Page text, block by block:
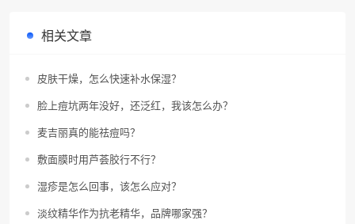
相关文章
皮肤干燥，怎么快速补水保湿？
脸上痘坑两年没好，还泛红，我该怎么办？
麦吉丽真的能祛痘吗？
敷面膜时用芦荟胶行不行？
湿疹是怎么回事，该怎么应对？
淡纹精华作为抗老精华，品牌哪家强？